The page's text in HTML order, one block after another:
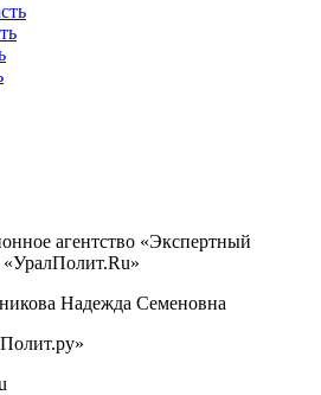
агентство «Экспертный
Надежда Семеновна